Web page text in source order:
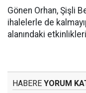
Gönen Orhan, Şişli
ihalelerle de
alanındaki
HABERE YORUM